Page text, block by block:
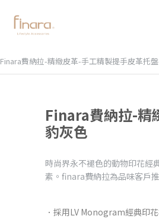
Finara費納拉-精緻皮革-手工精製提手皮革托
Finara費納拉-精
豹灰色
時尚界永不褪色的動物印花經
素。finara費納拉為品味客戶
．採用LV Monogram經典印